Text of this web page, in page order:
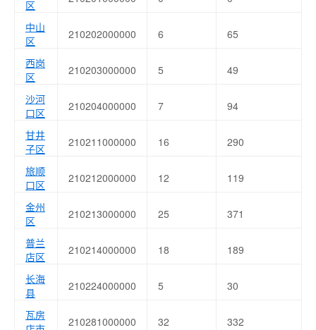
区
中山
区
210202000000 6 65
西岗
区
210203000000 5 49
沙河
口区
210204000000 7 94
甘井
子区
210211000000 16 290
旅顺
口区
210212000000 12 119
金州
区
210213000000 25 371
普兰
店区
210214000000 18 189
长海
县
210224000000 5 30
瓦房
210281000000 32 332